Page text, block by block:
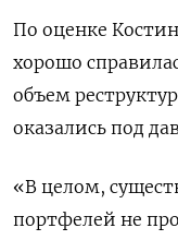
По оценке
хорошо
объем
оказались под
«В целом,
портфелей не